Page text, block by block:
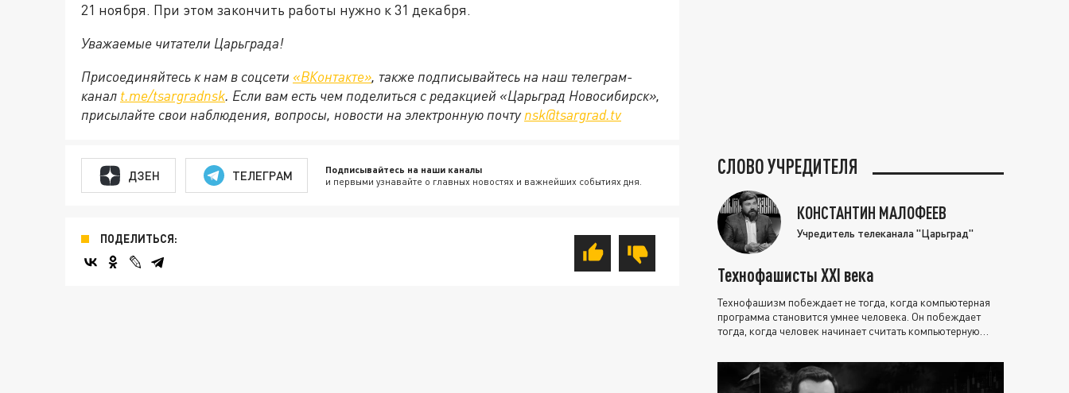
21 ноября. При этом закончить работы нужно к 31 декабря.
Уважаемые читатели Царьграда!
Присоединяйтесь к нам в соцсети «ВКонтакте», также подписывайтесь на наш телеграм-
канал t.me/tsargradnsk. Если вам есть чем поделиться с редакцией «Царьград Новосибирск»,
присылайте свои наблюдения, вопросы, новости на электронную почту nsk@tsargrad.tv
ДЗЕН ТЕЛЕГРАМ Подписывайтесь на наши каналы
и первыми узнавайте о главных новостях и важнейших событиях дня.
ПОДЕЛИТЬСЯ:
СЛОВО УЧРЕДИТЕЛЯ
КОНСТАНТИН МАЛОФЕЕВ
Учредитель телеканала "Царьград"
Технофашисты XXI века
Технофашизм побеждает не тогда, когда компьютерная
программа становится умнее человека. Он побеждает
тогда, когда человек начинает считать компьютерную